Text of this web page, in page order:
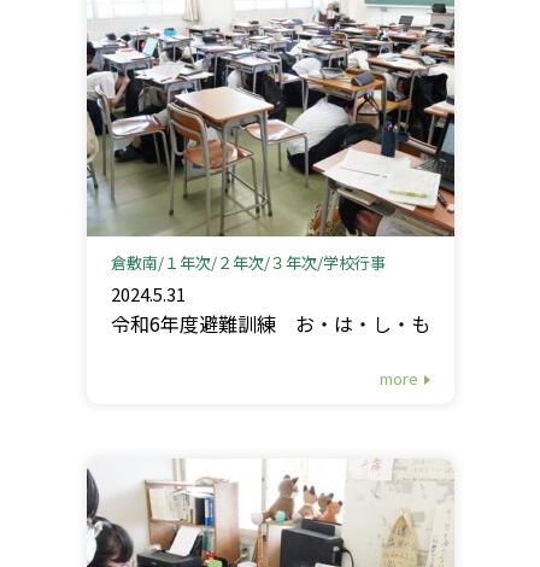
倉敷南 １年次 ２年次 ３年次 学校行事
2024.5.31
令和6年度避難訓練 お・は・し・も
more